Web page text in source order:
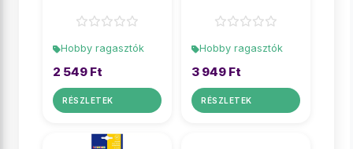
ragasztópi...
Hobby ragasztók
2 549 Ft
RÉSZLETEK
ragasztóp...
Hobby ragasztók
3 949 Ft
RÉSZLETEK